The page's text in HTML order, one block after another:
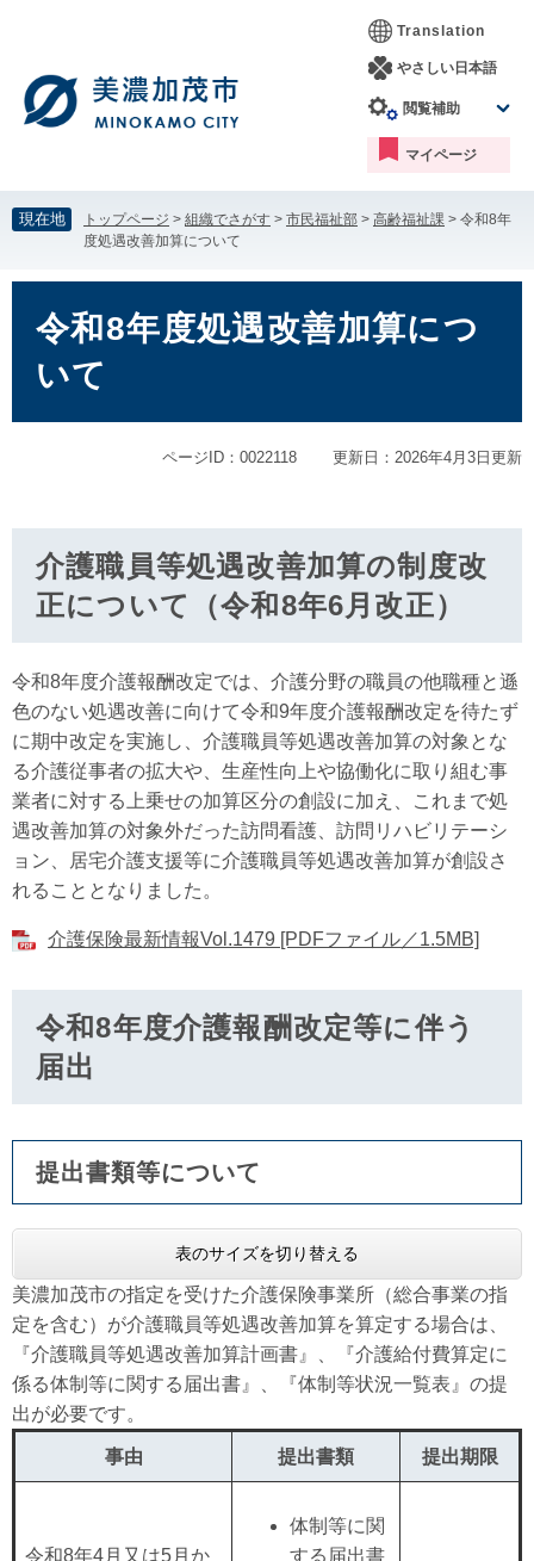
す。
し
て
本
へ
Translation
やさしい日本語
閲覧補助
マイページ
現在地 トップページ > 組織でさがす > 市民福祉部 > 高齢福祉課 > 令和8年
度処遇改善加算について
令和8年度処遇改善加算につ
いて
ページID：0022118 更新日：2026年4月3日更新
介護職員等処遇改善加算の制度改
正について（令和8年6月改正）
令和8年度介護報酬改定では、介護分野の職員の他職種と遜
色のない処遇改善に向けて令和9年度介護報酬改定を待たず
に期中改定を実施し、介護職員等処遇改善加算の対象とな
る介護従事者の拡大や、生産性向上や協働化に取り組む事
業者に対する上乗せの加算区分の創設に加え、これまで処
遇改善加算の対象外だった訪問看護、訪問リハビリテーシ
ョン、居宅介護支援等に介護職員等処遇改善加算が創設さ
れることとなりました。
介護保険最新情報Vol.1479 [PDFファイル／1.5MB]
令和8年度介護報酬改定等に伴う
届出
提出書類等について
表のサイズを切り替える
美濃加茂市の指定を受けた介護保険事業所（総合事業の指
定を含む）が介護職員等処遇改善加算を算定する場合は、
『介護職員等処遇改善加算計画書』、『介護給付費算定に
係る体制等に関する届出書』、『体制等状況一覧表』の提
出が必要です。
事由 提出書類 提出期限
令和8年4月又は5月か
体制等に関
する届出書